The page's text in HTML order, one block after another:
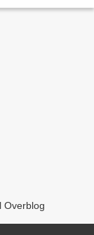
Overblog